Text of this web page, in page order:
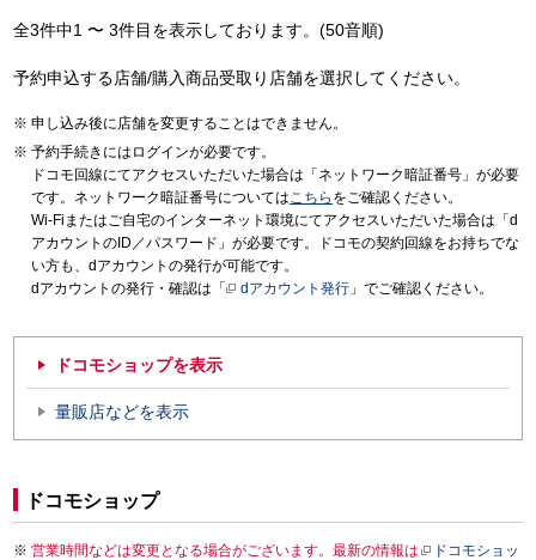
全3件中1 〜 3件目を表示しております。(50音順)
予約申込する店舗/購入商品受取り店舗を選択してください。
申し込み後に店舗を変更することはできません。
予約手続きにはログインが必要です。
ドコモ回線にてアクセスいただいた場合は「ネットワーク暗証番号」が必要
です。ネットワーク暗証番号についてはこちら をご確認ください。
Wi-Fiまたはご自宅のインターネット環境にてアクセスいただいた場合は「d
アカウントのID／パスワード」が必要です。ドコモの契約回線をお持ちでな
い方も、dアカウントの発行が可能です。
dアカウントの発行・確認は「
dアカウント発行 」でご確認ください。
ドコモショップを表示
量販店などを表示
ドコモショップ
営業時間などは変更となる場合がございます。最新の情報は
ドコモショッ